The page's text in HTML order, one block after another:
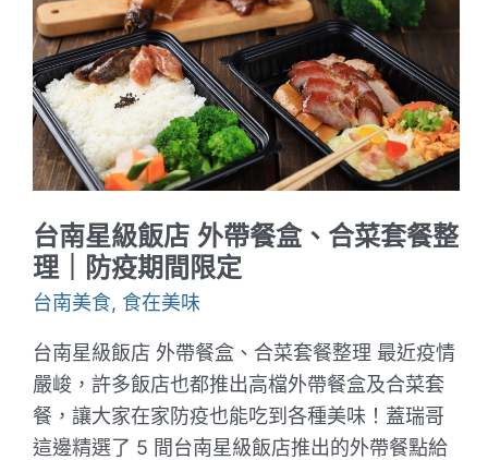
店。
南
科
工
程
師
想
吃
辣
小
確
幸
｜
麻
辣
乾
鍋
推
薦
台南星級飯店 外帶餐盒、合菜套餐整
理｜防疫期間限定
台南美食, 食在美味
台南星級飯店 外帶餐盒、合菜套餐整理 最近疫情
嚴峻，許多飯店也都推出高檔外帶餐盒及合菜套
餐，讓大家在家防疫也能吃到各種美味！蓋瑞哥
這邊精選了 5 間台南星級飯店推出的外帶餐點給